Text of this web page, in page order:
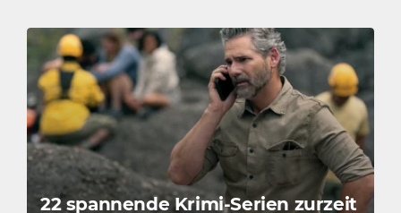
22 spannende Krimi-Serien zurzeit